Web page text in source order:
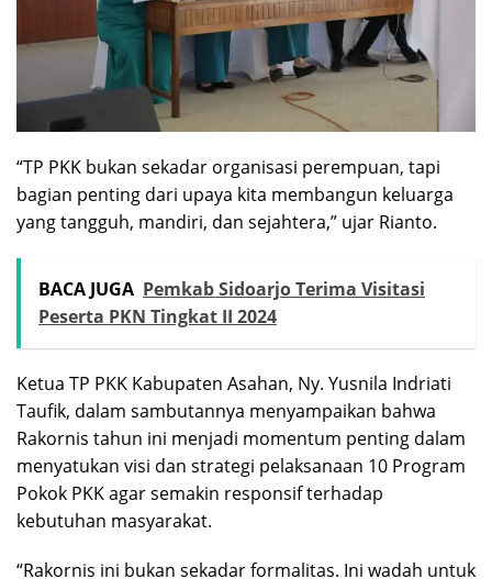
“TP PKK bukan sekadar organisasi perempuan, tapi
bagian penting dari upaya kita membangun keluarga
yang tangguh, mandiri, dan sejahtera,” ujar Rianto.
BACA JUGA Pemkab Sidoarjo Terima Visitasi
Peserta PKN Tingkat II 2024
Ketua TP PKK Kabupaten Asahan, Ny. Yusnila Indriati
Taufik, dalam sambutannya menyampaikan bahwa
Rakornis tahun ini menjadi momentum penting dalam
menyatukan visi dan strategi pelaksanaan 10 Program
Pokok PKK agar semakin responsif terhadap
kebutuhan masyarakat.
“Rakornis ini bukan sekadar formalitas. Ini wadah untuk